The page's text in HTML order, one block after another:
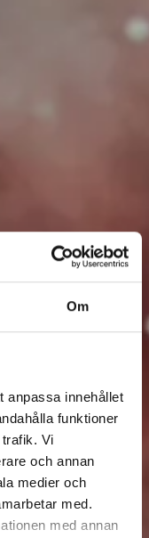
Om
anpassa innehållet
funktioner
Vi
och annan
medier och
med.
med annan